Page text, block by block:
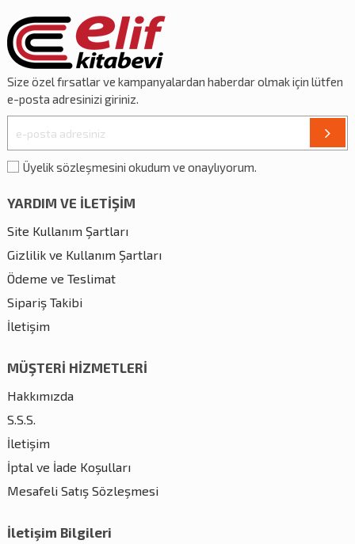
Size özelfırsatlarve kampanyalardan haberdar olmak için lütfen
e-posta adresinizi giriniz.
Üyelik sözleşmesini okudum ve onaylıyorum.
YARDIM VE İLETİŞİM
Site Kullanım Şartları
Gizlilik ve Kullanım Şartları
Ödeme ve Teslimat
Sipariş Takibi
İletişim
MÜŞTERİ HİZMETLERİ
Hakkımızda
S.S.S.
İletişim
İptal ve İade Koşulları
Mesafeli Satış Sözleşmesi
İletişim Bilgileri